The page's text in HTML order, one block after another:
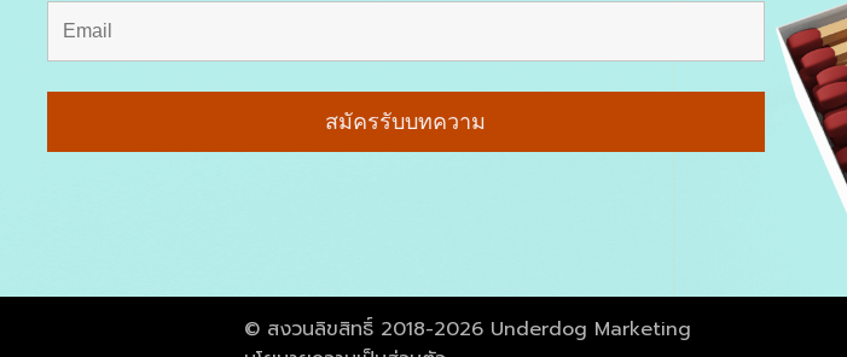
© สงวนลิขสิทธิ์ 2018-2026 Underdog Marketing